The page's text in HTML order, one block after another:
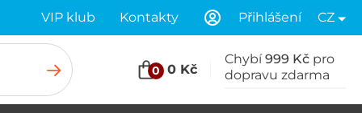
VIP klub Kontakty Přihlášení CZ
0 0 Kč
Chybí999 Kč pro
dopravu zdarma